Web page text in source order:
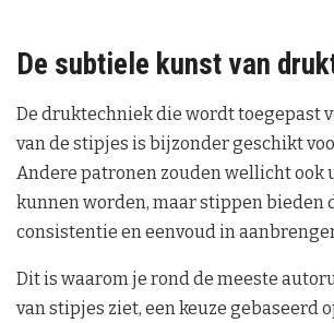
De subtiele kunst van
De druktechniek die wordt toegepast
van de stipjes is bijzonder geschikt
Andere patronen zouden wellicht ook
kunnen worden, maar stippen bieden
consistentie en eenvoud in
Dit is waarom je rond de meeste
van stipjes ziet, een keuze gebaseerd